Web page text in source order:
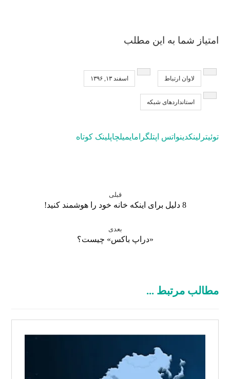
امتیاز شما به این مطلب
لاوان ارتباط اسفند ۱۳, ۱۳۹۶
استانداردهای شبکه
توئیتر لینکدینواتس اپتلگرامایمیلچاپلینک کوتاه
قبلی
8 دلیل برای اینکه خانه خود را هوشمند کنید!
بعدی
«دراپ باکس» چیست؟
مطالب مرتبط ...